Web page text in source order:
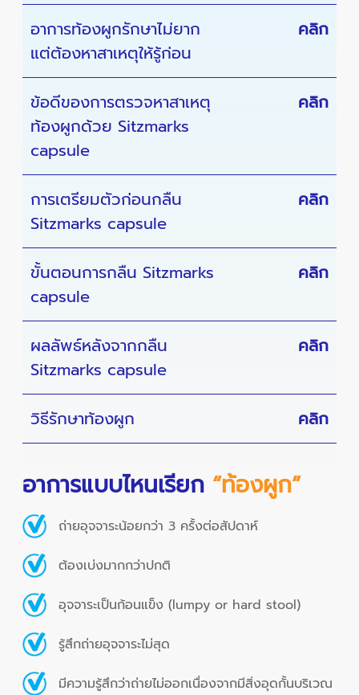
อาการท้องผูกรักษาไม่ยาก
แต่ต้องหาสาเหตุให้รู้ก่อน
คลิก
ข้อดีของการตรวจหาสาเหตุ
ท้องผูกด้วย Sitzmarks
capsule
คลิก
การเตรียมตัวก่อนกลืน
Sitzmarks capsule
คลิก
ขั้นตอนการกลืน Sitzmarks
capsule
คลิก
ผลลัพธ์หลังจากกลืน
Sitzmarks capsule
คลิก
วิธีรักษาท้องผูก คลิก
อาการแบบไหนเรียก “ท้องผูก”
ถ่ายอุจจาระน้อยกว่า 3 ครั้งต่อสัปดาห์
ต้องเบ่งมากกว่าปกติ
อุจจาระเป็นก้อนแข็ง (lumpy or hard stool)
รู้สึกถ่ายอุจจาระไม่สุด
มีความรู้สึกว่าถ่ายไม่ออกเนื่องจากมีสิ่งอุดกั้นบริเวณ